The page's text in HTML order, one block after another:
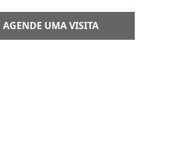
AGENDE UMA VISITA